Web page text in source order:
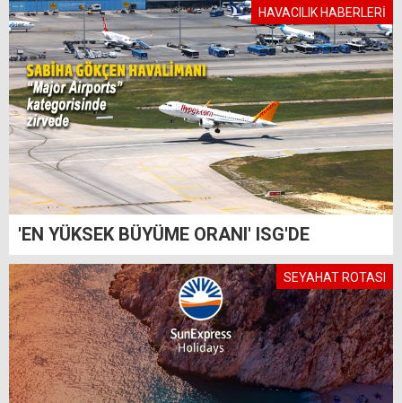
HAVACILIK HABERLERİ
'EN YÜKSEK BÜYÜME ORANI' ISG'DE
SEYAHAT ROTASI